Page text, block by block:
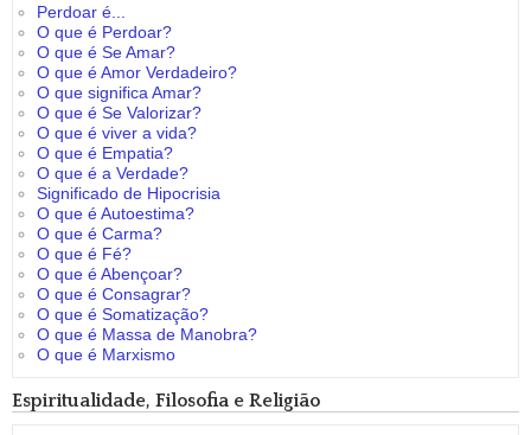
Perdoar é...
O que é Perdoar?
O que é Se Amar?
O que é Amor Verdadeiro?
O que significa Amar?
O que é Se Valorizar?
O que é viver a vida?
O que é Empatia?
O que é a Verdade?
Significado de Hipocrisia
O que é Autoestima?
O que é Carma?
O que é Fé?
O que é Abençoar?
O que é Consagrar?
O que é Somatização?
O que é Massa de Manobra?
O que é Marxismo
Espiritualidade, Filosofia e Religião